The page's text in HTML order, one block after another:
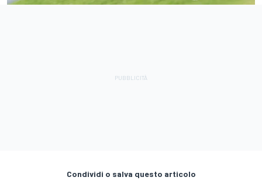
Condividi o salva questo articolo